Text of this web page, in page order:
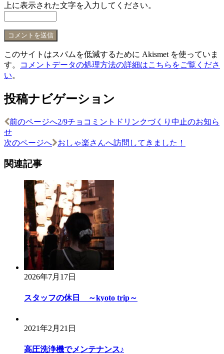
上に表示された文字を入力してください。
このサイトはスパムを低減するために Akismet を使っていま
す。
コメントデータの処理方法の詳細はこちらをご覧くださ
い。
投稿ナビゲーション
前のページへ2/9チョコミントドリンクづくり中止のお知ら
せ
次のページへ
おしゃ楽さんへ訪問してきました！
関連記事
2026年7月17日
スタッフの休日 ～kyoto trip～
2021年2月21日
高圧洗浄機でメンテナンス♪